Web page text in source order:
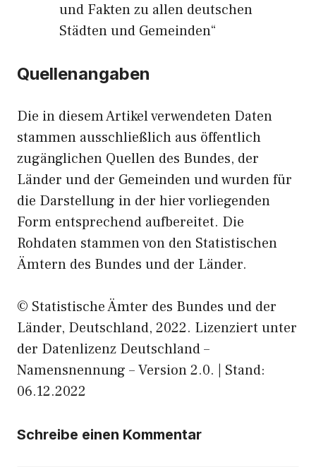
und Fakten zu allen deutschen
Städten und Gemeinden“
Quellenangaben
Die in diesem Artikel verwendeten Daten
stammen ausschließlich aus öffentlich
zugänglichen Quellen des Bundes, der
Länder und der Gemeinden und wurden für
die Darstellung in der hier vorliegenden
Form entsprechend aufbereitet. Die
Rohdaten stammen von den Statistischen
Ämtern des Bundes und der Länder.
© Statistische Ämter des Bundes und der
Länder, Deutschland, 2022. Lizenziert unter
der Datenlizenz Deutschland –
Namensnennung – Version 2.0. | Stand:
06.12.2022
Schreibe einen Kommentar